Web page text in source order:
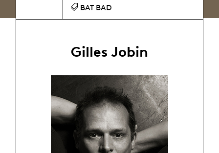
BAT BAD
Gilles Jobin